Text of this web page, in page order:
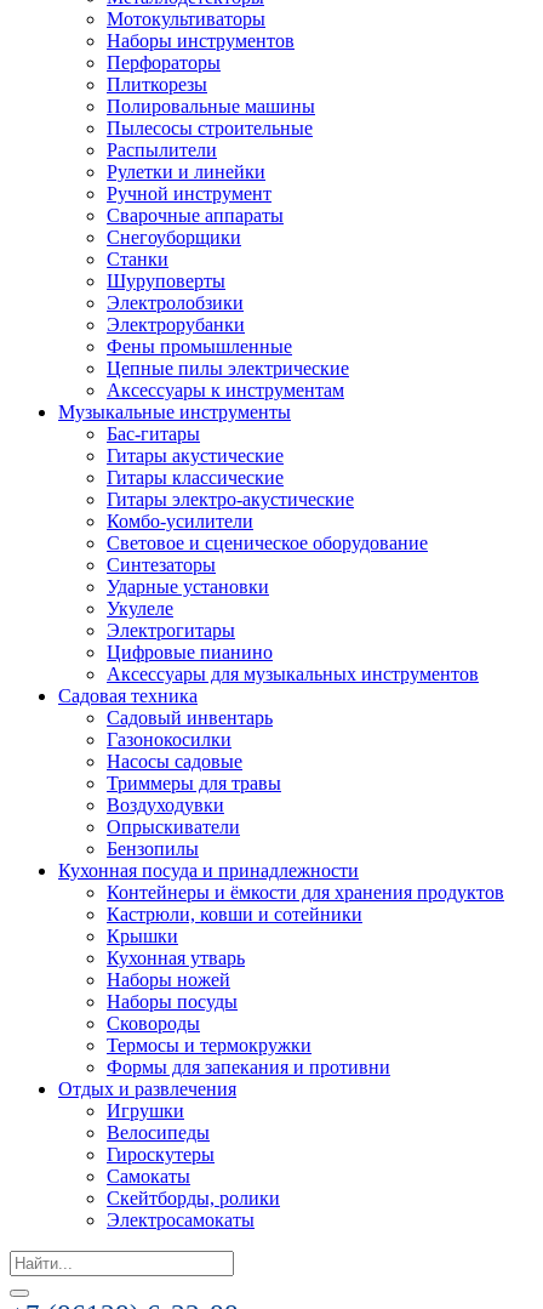
Мотокультиваторы
Наборы инструментов
Перфораторы
Плиткорезы
Полировальные машины
Пылесосы строительные
Распылители
Рулетки и линейки
Ручной инструмент
Сварочные аппараты
Снегоуборщики
Станки
Шуруповерты
Электролобзики
Электрорубанки
Фены промышленные
Цепные пилы электрические
Аксессуары к инструментам
Музыкальные инструменты
Бас-гитары
Гитары акустические
Гитары классические
Гитары электро-акустические
Комбо-усилители
Световое и сценическое оборудование
Синтезаторы
Ударные установки
Укулеле
Электрогитары
Цифровые пианино
Аксессуары для музыкальных инструментов
Садовая техника
Садовый инвентарь
Газонокосилки
Насосы садовые
Триммеры для травы
Воздуходувки
Опрыскиватели
Бензопилы
Кухонная посуда и принадлежности
Контейнеры и ёмкости для хранения продуктов
Кастрюли, ковши и сотейники
Крышки
Кухонная утварь
Наборы ножей
Наборы посуды
Сковороды
Термосы и термокружки
Формы для запекания и противни
Отдых и развлечения
Игрушки
Велосипеды
Гироскутеры
Самокаты
Скейтборды, ролики
Электросамокаты
Search
for: